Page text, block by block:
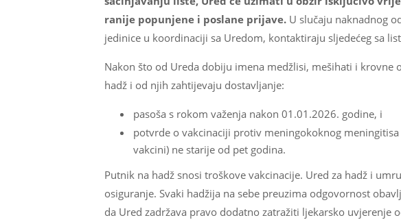
ranije popunjene i poslane prijave. U slučaju naknadnog
jedinice u koordinaciji sa Uredom, kontaktiraju sljedećeg sa
Nakon što od Ureda dobiju imena medžlisi, mešihati i krovne
hadž i od njih zahtijevaju dostavljanje:
pasoša s rokom važenja nakon 01.01.2026. godine, i
potvrde o vakcinaciji protiv meningokoknog
vakcini) ne starije od pet godina.
Putnik na hadž snosi troškove vakcinacije. Ured za hadž i
osiguranje. Svaki hadžija na sebe preuzima odgovornost
da Ured zadržava pravo dodatno zatražiti ljekarsko uvjerenje